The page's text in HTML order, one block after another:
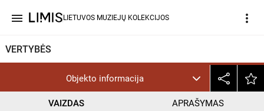
menu LIETUVOS MUZIEJŲ KOLEKCIJOS more_vert
VERTYBĖS
Objekto informacija
VAIZDAS APRAŠYMAS